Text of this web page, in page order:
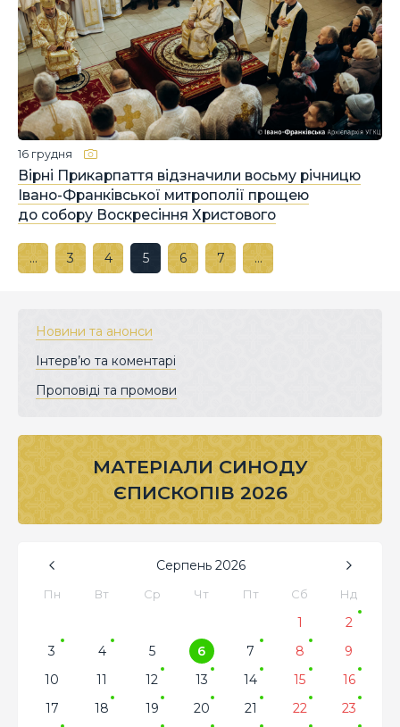
Вірні Прикарпаття відзначили восьму річницю
Івано-Франківської митрополії прощею
до собору Воскресіння Христового
16 грудня
… 3 4 5 6 7 …
Новини та анонси
Інтерв’ю та коментарі
Проповіді та промови
МАТЕРІАЛИ СИНОДУ
ЄПИСКОПІВ 2026
Серпень 2026
Пн Вт Ср Чт Пт Сб Нд
1
2
3
4 5 6 7 8
9
10
11 12 13 14 15
16
17
18 19 20 21 22
23